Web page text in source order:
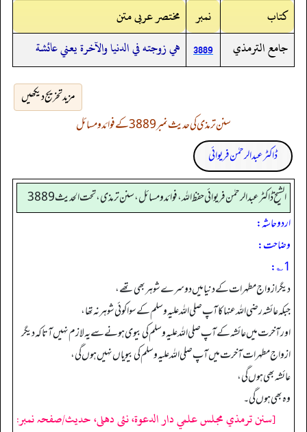
کتاب
نمبر
مختصر عربی متن
جامع الترمذي
3889 هي زوجته في الدنيا والآخرة يعني عائشة
مزید تخریج دیکھیں
سنن ترمذی کی حدیث نمبر 3889 کے فوائد و مسائل
ڈاکٹر عبدالرحمٰن فریوائی
الشیخ ڈاکٹر عبد الرحمٰن فریوائی حفظ اللہ، فوائد و مسائل، سنن ترمذی، تحت الحديث 3889
اردو حاشہ:
وضاحت:
1؎:
دیگر ازواج مطہرات کے دنیا میں دوسرے شوہر بھی تھے،
جبکہ عائشہ رضی اللہ عنہا کا آپ صلی اللہ علیہ وسلم کے سوا کوئی شوہر نہ تھا،
اور آخرت میں عائشہ کے آپ صلی اللہ علیہ وسلم کی بیوی ہونے سے یہ لازم نہیں آتا کہ دیگر
ازواج مطہرات آخرت میں آپ صلی اللہ علیہ وسلم کی بیویاں نہیں ہوں گی،
عائشہ بھی ہوں گی،
وہ بھی ہوں گی۔
[سنن ترمذي مجلس علمي دار الدعوة، نئى دهلى، حدیث/صفحہ نمبر: